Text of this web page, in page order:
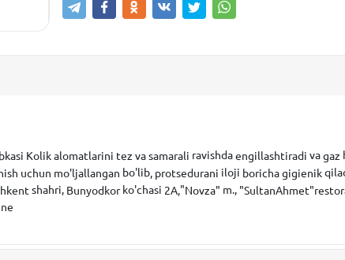
Kolikalomatlarini tez vasamarali ravishdaengillashtiradi vagaz
uchun mo'ljallangan bo'lib, protsedurani iloji borichagigienik
shahri, Bunyodkorko'chasi 2A,"Novza" m., "SultanAhmet"